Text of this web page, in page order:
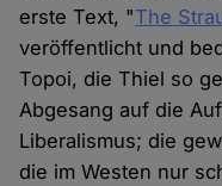
erste Text, "The
veröffentlicht und
Topoi, die Thiel so
Abgesang auf die
Liberalismus; die
die im Westen nur